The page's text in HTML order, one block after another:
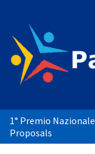
1° Premio
Proposals